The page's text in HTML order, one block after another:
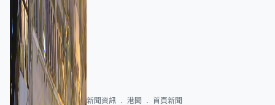
新聞資訊 港聞 首頁新聞